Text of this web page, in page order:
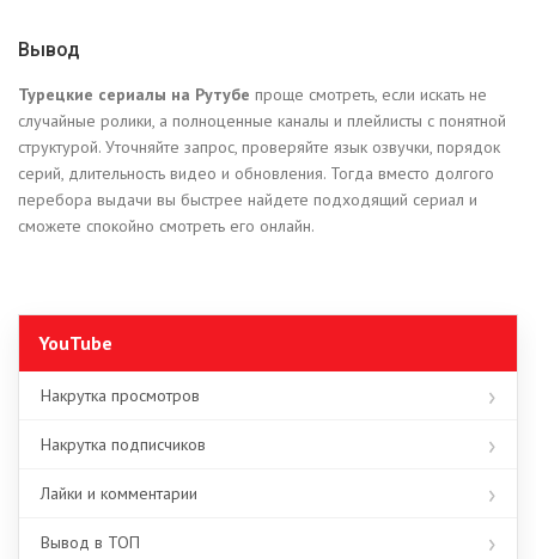
Вывод
Турецкие сериалы на Рутубе проще смотреть, если искать не
случайные ролики, а полноценные каналы и плейлисты с понятной
структурой. Уточняйте запрос, проверяйте язык озвучки, порядок
серий, длительность видео и обновления. Тогда вместо долгого
перебора выдачи вы быстрее найдете подходящий сериал и
сможете спокойно смотреть его онлайн.
YouTube
Накрутка просмотров
Накрутка подписчиков
Лайки и комментарии
Вывод в ТОП